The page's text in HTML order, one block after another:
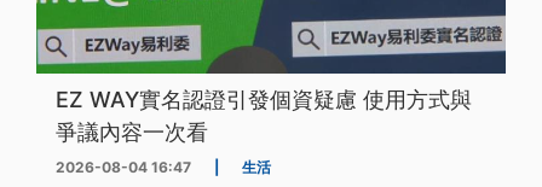
EZ WAY實名認證引發個資疑慮 使用方式與
爭議內容一次看
2026-08-04 16:47 生活